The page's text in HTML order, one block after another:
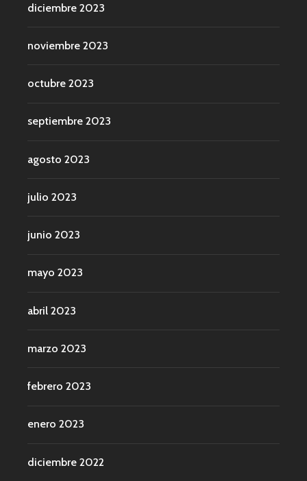
diciembre 2023
noviembre 2023
octubre 2023
septiembre 2023
agosto 2023
julio 2023
junio 2023
mayo 2023
abril 2023
marzo 2023
febrero 2023
enero 2023
diciembre 2022